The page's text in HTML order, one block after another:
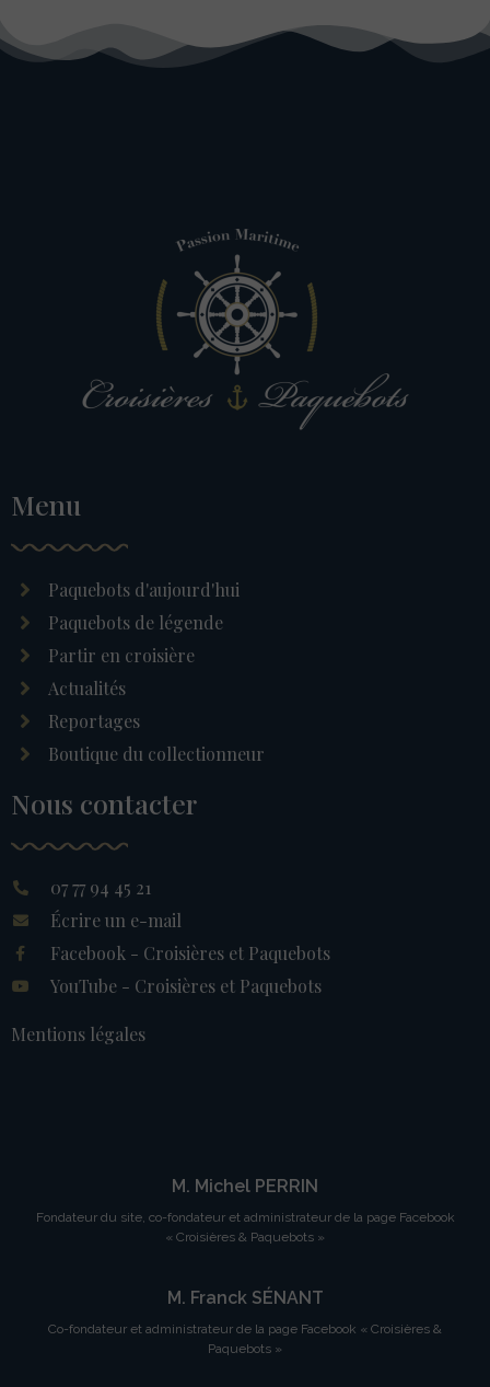
Menu
Paquebots d'aujourd'hui
Paquebots de légende
Partir en croisière
Actualités
Reportages
Boutique du collectionneur
Nous contacter
07 77 94 45 21
Écrire un e-mail
Facebook - Croisières et Paquebots
YouTube - Croisières et Paquebots
Mentions légales
M. Michel PERRIN
Fondateur du site, co-fondateur et administrateur de la page Facebook
« Croisières & Paquebots »
M. Franck SÉNANT
Co-fondateur et administrateur de la page Facebook « Croisières &
Paquebots »